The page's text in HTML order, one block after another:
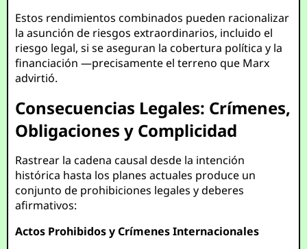
Estos rendimientos combinados pueden racionalizar
la asunción de riesgos extraordinarios, incluido el
riesgo legal, si se aseguran la cobertura política y la
financiación —precisamente el terreno que Marx
advirtió.
Consecuencias Legales: Crímenes,
Obligaciones y Complicidad
Rastrear la cadena causal desde la intención
histórica hasta los planes actuales produce un
conjunto de prohibiciones legales y deberes
afirmativos:
Actos Prohibidos y Crímenes Internacionales